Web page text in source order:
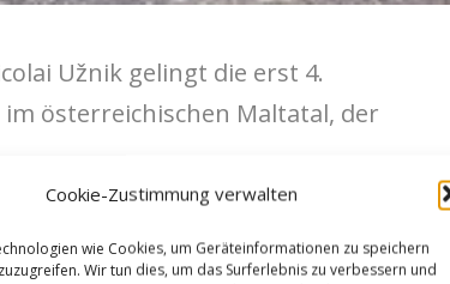
Cookie-Zustimmung verwalten
wie Cookies, um Geräteinformationen zu speichern
Wir tun dies, um das Surferlebnis zu verbessern und
Užnik gelingt die erst 4.
österreichischen Maltatal, der
im Jahr 2014
erster 8C-Boulder. Nicolai hatte im